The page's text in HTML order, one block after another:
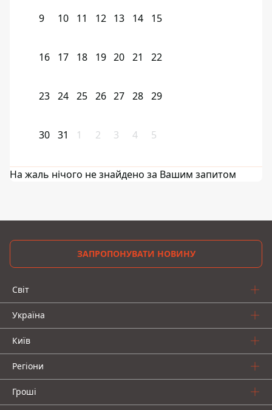
9 10 11 12 13 14 15
16 17 18 19 20 21 22
23 24 25 26 27 28 29
30 31 1 2 3 4 5
На жаль нічого не знайдено за Вашим запитом
ЗАПРОПОНУВАТИ НОВИНУ
Світ
Україна
Київ
Регіони
Гроші